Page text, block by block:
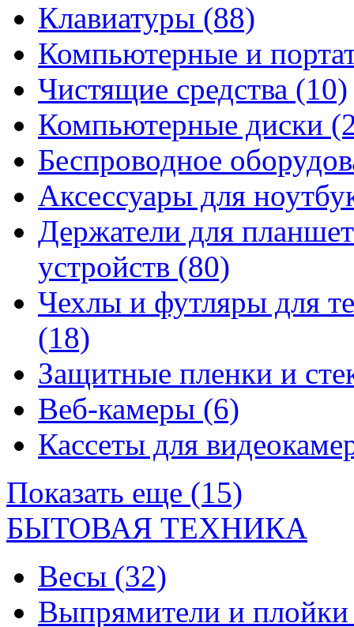
Клавиатуры (88)
Компьютерные и
Чистящие средства (10)
Компьютерные диски
Беспроводное
Аксессуары для
Держатели для
устройств (80)
Чехлы и футляры для
(18)
Защитные пленки и
Веб-камеры (6)
Кассеты для
Показать еще (15)
БЫТОВАЯ ТЕХНИКА
Весы (32)
Выпрямители и